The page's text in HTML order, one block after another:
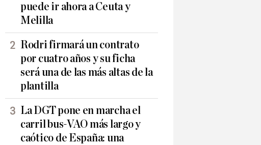
puede ir ahora a Ceuta y
Melilla
Rodri firmará un contrato
por cuatro años y su ficha
será una de las más altas de la
plantilla
La DGT pone en marcha el
carril bus-VAO más largo y
caótico de España: una